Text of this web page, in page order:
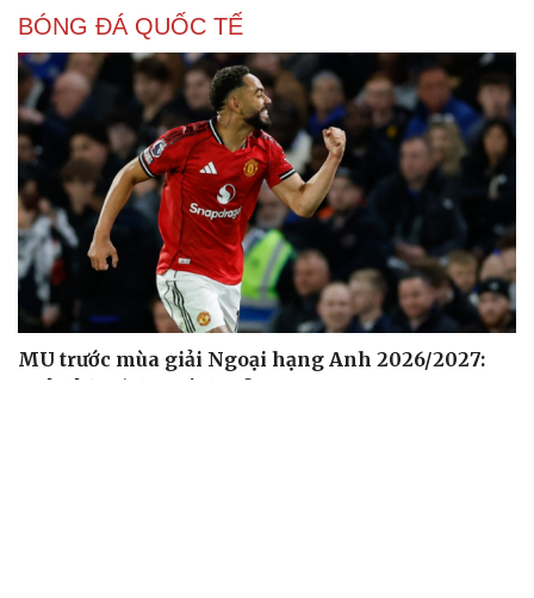
BÓNG ĐÁ QUỐC TẾ
MU trước mùa giải Ngoại hạng Anh 2026/2027: